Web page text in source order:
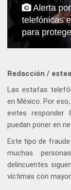
Alerta
telefónicas
para
Redacción /
Las estafas
en México. Por
evites responder
puedan poner en
Este tipo de
muchas
delincuentes
víctimas con